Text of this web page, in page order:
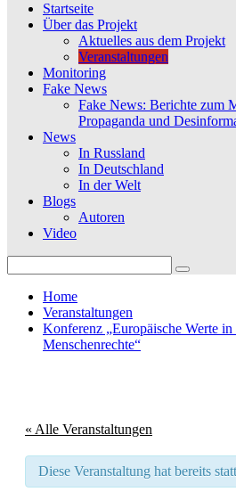
Startseite
Über das Projekt
Aktuelles aus dem Projekt
Veranstaltungen
Monitoring
Fake News
Fake News: Berichte zum
Propaganda und
News
In Russland
In Deutschland
In der Welt
Blogs
Autoren
Video
for:
Home
Veranstaltungen
Konferenz „Europäische Werte
Menschenrechte“
« Alle Veranstaltungen
Diese Veranstaltung hat bereits